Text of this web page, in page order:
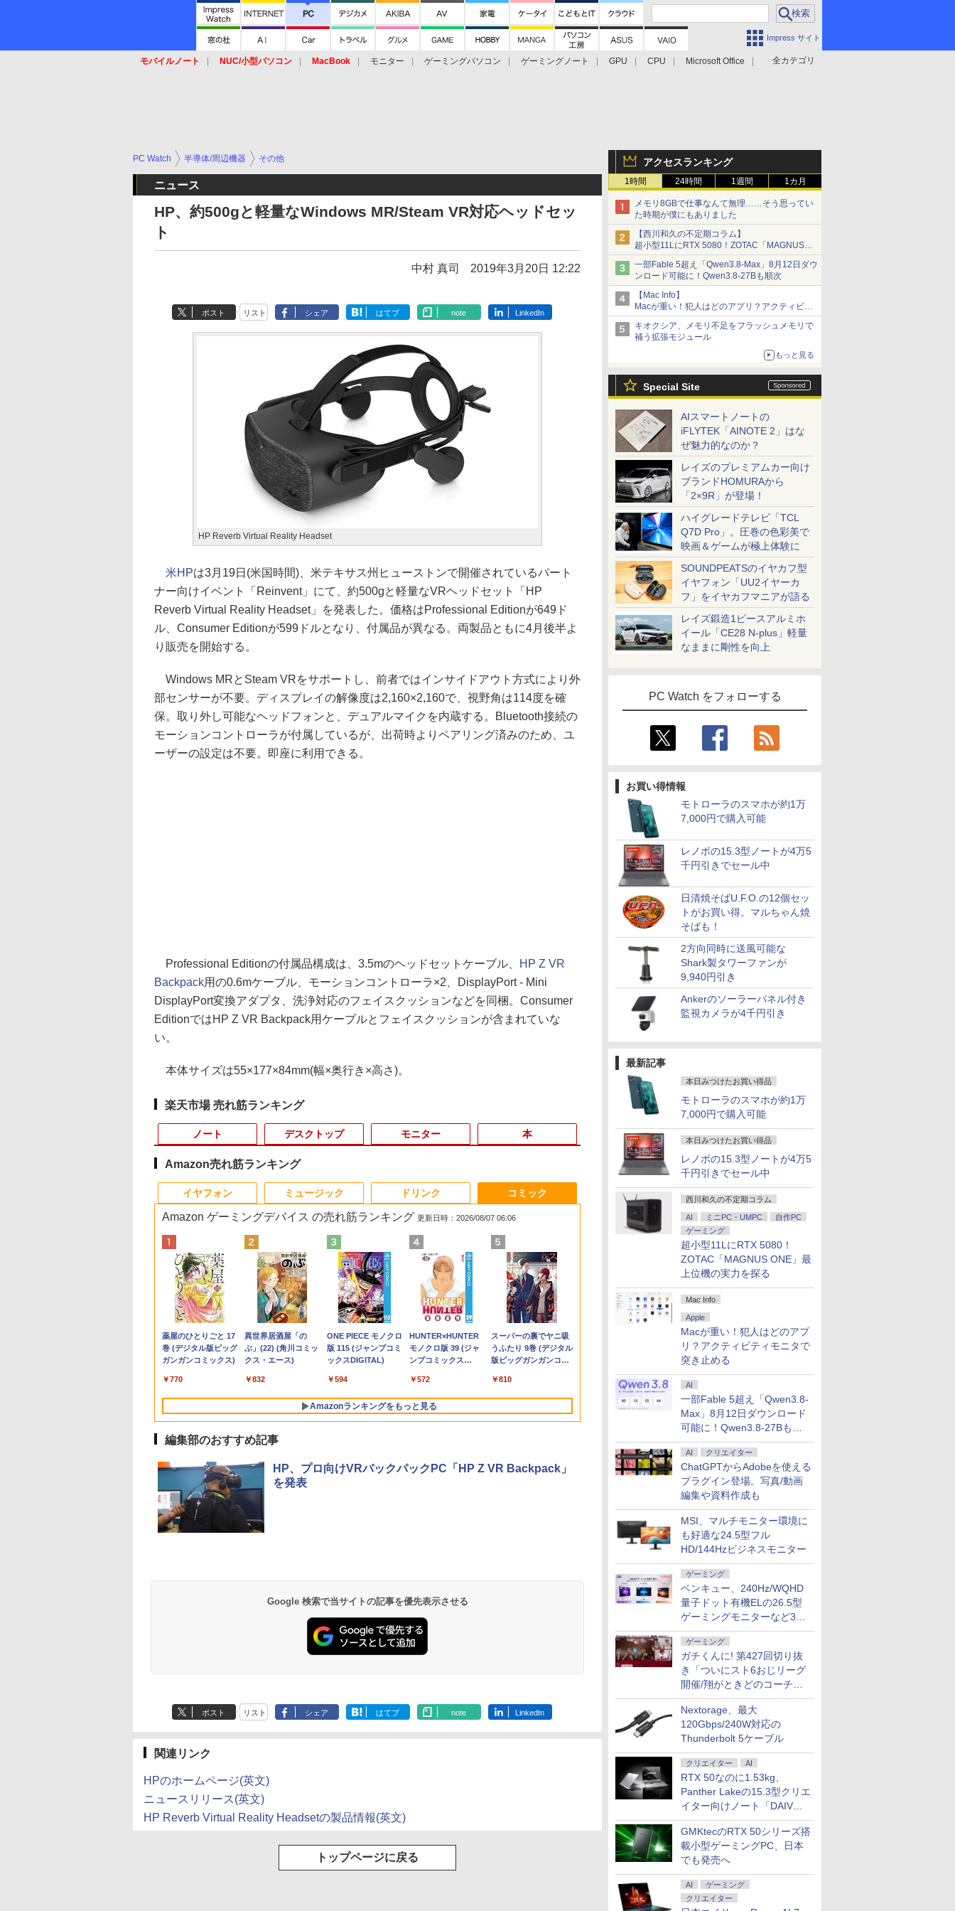
Impress サイト
全カテゴリ
モバイルノート NUC/小型パソコン MacBook モニター ゲーミングパソコン ゲーミングノート GPU CPU
Microsoft Office
アクセスランキング
1時間 24時間 1週間 1カ月
メモリ8GBで仕事なんて無理……そう思ってい
た時期が僕にもありました
【西川和久の不定期コラム】
超小型11LにRTX 5080！ZOTAC「MAGNUS
ONE」最上位機の実力を探る
一部Fable 5超え「Qwen3.8-Max」8月12日ダウ
ンロード可能に！Qwen3.8-27Bも順次
【Mac Info】
Macが重い！犯人はどのアプリ？アクティビテ
ィモニタで突き止める
キオクシア、メモリ不足をフラッシュメモリで
補う拡張モジュール
もっと見る
Special Site
AIスマートノートの
iFLYTEK「AINOTE 2」はな
ぜ魅力的なのか？
レイズのプレミアムカー向け
ブランドHOMURAから
「2×9R」が登場！
ハイグレードテレビ「TCL
Q7D Pro」。圧巻の色彩美で
映画＆ゲームが極上体験に
SOUNDPEATSのイヤカフ型
イヤフォン「UU2イヤーカ
フ」をイヤカフマニアが語る
レイズ鍛造1ピースアルミホ
イール「CE28 N-plus」軽量
なままに剛性を向上
PC Watch をフォローする
お買い得情報
モトローラのスマホが約1万
7,000円で購入可能
レノボの15.3型ノートが4万5
千円引きでセール中
日清焼そばU.F.O.の12個セッ
トがお買い得。マルちゃん焼
そばも！
2方向同時に送風可能な
Shark製タワーファンが
9,940円引き
Ankerのソーラーパネル付き
監視カメラが4千円引き
最新記事
本日みつけたお買い得品
モトローラのスマホが約1万
7,000円で購入可能
本日みつけたお買い得品
レノボの15.3型ノートが4万5
千円引きでセール中
西川和久の不定期コラム
AI ミニPC・UMPC
自作PC
ゲーミング
超小型11LにRTX 5080！
ZOTAC「MAGNUS ONE」最
上位機の実力を探る
Mac Info
Apple
Macが重い！犯人はどのアプ
リ？アクティビティモニタで
突き止める
AI
一部Fable 5超え「Qwen3.8-
Max」8月12日ダウンロード
可能に！Qwen3.8-27Bも順
次
AI クリエイター
ChatGPTからAdobeを使える
プラグイン登場。写真/動画
編集や資料作成も
MSI、マルチモニター環境に
も好適な24.5型フル
HD/144Hzビジネスモニター
ゲーミング
ベンキュー、240Hz/WQHD
量子ドット有機ELの26.5型
ゲーミングモニターなど3機
種
ゲーミング
ガチくんに! 第427回切り抜
き「ついにスト6おじリーグ
開催/翔がときどのコーチ就
任など」
Nextorage、最大
120Gbps/240W対応の
Thunderbolt 5ケーブル
クリエイター AI
RTX 50なのに1.53kg、
Panther Lakeの15.3型クリエ
イター向けノート「DAIV
Z5」
GMKtecのRTX 50シリーズ搭
載小型ゲーミングPC、日本
でも発売へ
AI
ゲーミング
クリエイター
PC Watch 半導体/周辺機器 その他
ニュース
HP、約500gと軽量なWindows MR/Steam VR対応ヘッドセッ
ト
中村 真司 2019年3月20日 12:22
ポスト リスト シェア はてブ note LinkedIn
HP Reverb Virtual Reality Headset
米HPは3月19日(米国時間)、米テキサス州ヒューストンで開催されているパート
ナー向けイベント「Reinvent」にて、約500gと軽量なVRヘッドセット「HP
Reverb Virtual Reality Headset」を発表した。価格はProfessional Editionが649ド
ル、Consumer Editionが599ドルとなり、付属品が異なる。両製品ともに4月後半よ
り販売を開始する。
Windows MRとSteam VRをサポートし、前者ではインサイドアウト方式により外
部センサーが不要。ディスプレイの解像度は2,160×2,160で、視野角は114度を確
保。取り外し可能なヘッドフォンと、デュアルマイクを内蔵する。Bluetooth接続の
モーションコントローラが付属しているが、出荷時よりペアリング済みのため、ユ
ーザーの設定は不要。即座に利用できる。
Professional Editionの付属品構成は、3.5mのヘッドセットケーブル、
HP Z VR
Backpack用の0.6mケーブル、モーションコントローラ×2、DisplayPort - Mini
DisplayPort変換アダプタ、洗浄対応のフェイスクッションなどを同梱。Consumer
EditionではHP Z VR Backpack用ケーブルとフェイスクッションが含まれていな
い。
本体サイズは55×177×84mm(幅×奥行き×高さ)。
楽天市場 売れ筋ランキング
ノート
1
【★最大100%ポイント】
【新生活応援・2026】
【Office 2019 H&B】
NEC VersaPro/第4世代
Core i5/メモリ:
4GB/8GB/16GB/SSD:128GB/256GB/512GB/1TB/15.6
型/USB 3.0/DVD/SDカー
ドスロット/Wi-Fi/Office/
無線マウス/中古 パソコ
￥9,999
2
【★最大100%ポイント】
おまかせ 中古パソコン
Windows XP 快適 Corei3
新品バッテリー搭載 高速
SSD128GB メモリ4G
15.6インチ DVDドライブ
無線LAN 中古PC ノート
パソコン 安心保証
￥17,800
3
HP ProBook 450 G3 15.6
インチ Core i5 メモリ
16GB SSD 256GB Office
付き Webカメラ WiFi テ
ノートパソコン
￥24,800
4
【マラソン限定価格】中
古 HP 470 G7 Core i5
10210U 第10世代 メモリ
8GB
インチ フルHD
Windows11 Pro 無線
LAN Wi-Fi WEBカメラ
DVDドライブ テンキー 有
典:WPS Office Bランク
￥24,800
超得2,000円OFF&P2倍｜
高画質フルHD｜
Microsoft Office搭載｜
最大180日保証｜Core i5
第8世代｜メモリ8GB
SSD256GB｜中古ノート
パソコン Windows11
office付き｜中古ノート
Windows11 第8世代｜パ
￥29,800
6
MS Office 2024 H&B 搭
載｜中古ノートパソコン
Windows11 Office付｜テ
ンキー DVD 搭載｜Core
i5 第7世代 メモリ 8GB
SSD 256GB｜店長厳選
Lenovo ThinkPad 15.6型
Bluetooth Wi-Fi 無線｜
中古 パソコン 中古PC
Word Excel
￥29,800
7
中古パソコン 中古 ノート
タ入力 初心者 訳あり
Windows11 Pro 東芝
i5 8GB 15.6インチ 中古
デスクトップ
1
NiPoGi ミニpc Intel
N5030 【2026新モデル・
業界超ミニ】 最大3.1Hz
mini pc Windows11 Pro
12GB+256GB SSD (4TB
拡大可能) 4K 静音 高速熱
放散 小型超軽量ミニパソ
コン豊富なインターフェ
ース USB3.2/HDMI 2.0×2
￥29,900
2
【今だけP10倍！大量還
元！】一体型デスクトッ
プパソコン VETESA 22型
液晶 第2世代Core i5
Windows11搭載 Office付
き メモリ8GB
SSD256GB 初期設定済み
USB2.0 Wi-Fi無線LAN対
応 キーボード＆マウス付
心者向け 高性能PC 新品
￥39,900
3
【エントリーでポイント
100％還元チャンス】
GMKtec G10 ミニ
PC【AMD Ryzen 5
512GB/256GB/1T SSD】
4C/8T 3.7GHz 64GB 16T
拡張 Windows11 Pro
8K/4K 3画面出力 LAN *2
Nucbox みにpc Ryzen 5
N95/N97/N100/4300U/N150
￥61,999
4
【1500円OFFクーポン】
【マウス＋キーボード付
属】デスクトップパソコ
ン 中古 パソコン
期設定不要 ストレージ 最
大1TB メモリ32GB
Corei5 第9世代 HP
Prodesk 400 G6 SF デス
￥39,800
【★最大100%ポイント】
【Win11正式対応】Dell
OptiPlex 3080 SFF/第10
世代 Core i5/メモ
リ:8GB/16GB/32GB/SSD:256GB/512GB/1TB/USB
3.2/DP/HDMI/Wi-fi/2画面
出
力/Windows11/Windows10/Office/
中古 デスクトップ デスク
￥45,800
6
トップパソコン Windows11
Office付き パソコン 新品｜イン
テル 第14世代 Core i5-4590 i5
i7-14700F｜ SSD 256GB～2TB
｜メモリ 8～64GB DDR4/5｜ デ
スクトップPC 2年保証 激安 高
性能 ゲーム 本体のみ PC 高スペ
ッ 初期設定済み
￥45,700
7
2026モデル 【 ビジネスパソコ
Windows11 / Windows10 デ
スクトップ パソコン
モニター
1
★PHILIPS / フィリップス
16:9 フルHD VA ディスプ
レイ 液晶モニター
221S9A/11 [21.5インチ ブ
ラック]【PCモニター・
液晶ディスプレイ】【送
料無料】
￥10,120
2
KEEPTIME モバイルモニ
ター 15.6インチ
1920*1080 モバイルディ
スプレイ ポータブルモニ
ター IPS液晶パネル 非光
沢画面 薄型 軽量 マグネ
ット保護カバー付き USB
Type-C ミニHDMI
￥10,385
3
モニター台 ラック ヴィト
【玄関先迄納品】 ニトリ
￥1,790
4
【10%OFFクーポン】
KOORUIモニター 21.5イ
ンチ 120Hz サブモニター
FHD ゲーミングモニター
晶ディスプレイ 1080P 高
画質 アイケア
ps4/ps5/switch対応
（HDMI/VGA/VESA対
【お買い物マラソ開催
中！P最大31.5%還元】5
年保証/Type-C/100Hz 24
インチ モニター USB-C
IPSパネル スピーカー内
蔵 HDR10 Adaptive
Sync VESA対応 チルト調
整可 オフィス用PCモニタ
ー Minifire MF24X3C
￥11,999
6
インチ FHD 240Hz 1ms
Fast IPSパネル
HDMI2.0×1 DP1.4×1
Adaptive Sync対応 フリ
ッカーフリー ブルーライ
トカット モニター ディス
プレイ MAXZEN
MGM25IC04-F240
￥12,980
7
アイコム ポータブルデ
本
1
ゼンリン住宅地図 B4判
東京都 東京都港区 発行年
月202604 13103011I
￥25,740
2
杖と剣のウィストリア
（16） 【電子書籍】[ 大
森藤ノ ]
￥594
3
歴史地理学事典 [ 歴史地
理学会 ]
￥26,400
4
はじめての世界名作えほ
ん あかいえほんのおう
ち（1～40巻） （0） [ 中
脇 初枝 ]
￥26,400
80代になるとたいていボ
ケるか死ぬ。70代は神様
から与えられた特別な時
間 （幻冬舎新書） [ 林真
理子 ]
￥1,034
6
ャンプコミックス） [ 原
泰久 ]
￥770
7
【送料無料】JISハンドブ
Amazon売れ筋ランキング
イヤフォン
Anker Soundcore
P40i オフホワイト
Anker Soundcore
P31i ブラック
￥5,990
Anker Soundcore
Liberty 5 ミッドナイ
トブラック
￥14,990
【2026年アップグレ
ード版】AOKIMI ワ
イヤレスイヤホン
V12 小型軽量 ブルー
トゥースHi-Fi 最大
36時間再生 ぶるーと
ゅーす コードレス
ク付き 防水 タッチ式
￥1,964
Xiaomi シャオミ
REDMI Buds 8 Lite ワ
イヤレスイヤホン
キャンセリング ANC
36時間再生
￥2,980
ミュージック
BRUCE WAYNE feat.
Flo Milli, ATL Jacob
[Explicit]
￥250
BRUCE WAYNE feat.
Flo Milli, ATL Jacob
[Explicit]
￥250
On My Road
(Stadium ver.)
￥250
On My Road
(Stadium ver.)
￥250
BUGS LIFE
￥250
ドリンク
【Amazon.co.jp限
定】 い・ろ・は・す
2L PET ラベルレス
￥1,112
by Amazon 天然水
ラベルレス 500ml
×24本 富士山の天然
ミネラルウォーター
ペットボトル 静岡県
産 500ミリリットル
(Smart Basic)
￥1,380
by Amazon 炭酸水
ラベルレス 500ml
×24本 強炭酸水 ペッ
ットル (Smart
Basic)
￥1,625
by Amazon 天然水
ラベルレス 2L×9本
￥1,117
コカ・コーラ やかんの
麦茶 from 爽健美茶 ラ
ベルレス
￥2,009
コミック
Amazon ゲーミングデバイス の売れ筋ランキング 更新日時：2026/08/07 06:06
薬屋のひとりごと 17
巻 (デジタル版ビッグ
ガンガンコミックス)
￥770
異世界居酒屋「の
ぶ」(22) (角川コミッ
クス・エース)
￥832
ONE PIECE モノクロ
版 115 (ジャンプコミ
ックスDIGITAL)
￥594
HUNTER×HUNTER
モノクロ版 39 (ジャ
ンプコミックス
￥572
スーパーの裏でヤニ吸
うふたり 9巻 (デジタル
版ビッグガンガンコミ
￥810
Amazonランキングをもっと見る
編集部のおすすめ記事
HP、プロ向けVRバックパックPC「HP Z VR Backpack」
を発表
Google 検索で当サイトの記事を優先表示させる
ポスト リスト シェア はてブ note LinkedIn
関連リンク
HPのホームページ(英文)
ニュースリリース(英文)
HP Reverb Virtual Reality Headsetの製品情報(英文)
トップページに戻る